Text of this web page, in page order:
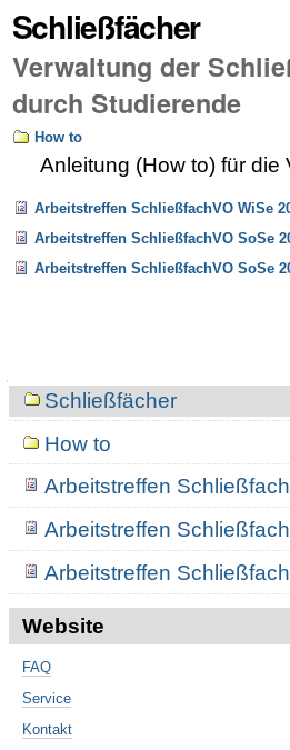
Schließfächer
Verwaltung der
durch Studierende
How to
Anleitung (How to) für
Arbeitstreffen SchließfachVO WiSe
Arbeitstreffen SchließfachVO SoSe
Arbeitstreffen SchließfachVO SoSe
NavigationSchließfächer
How to
Arbeitstreffen
Arbeitstreffen
Arbeitstreffen
Website
FAQ
Service
Kontakt